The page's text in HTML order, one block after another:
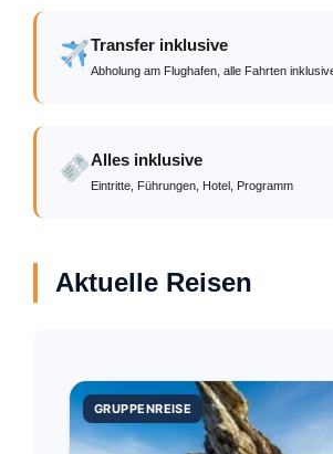
Transfer inklusive
Abholung am Flughafen, alle Fahrten
Alles inklusive
Eintritte, Führungen, Hotel, Programm
Aktuelle Reisen
GRUPPENREISE
Dieses
Produkt
weist